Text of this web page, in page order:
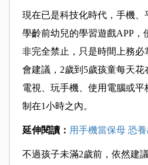
現在已是科技化時代，手機
學齡前幼兒的學習遊戲APP，
非完全禁止，只是時間上務
會建議，2歲到5歲孩童每天
電視、玩手機、使用電腦或
制在1小時之內。
延伸閱讀： 用手機當保母 恐
不過孩子未滿2歲前，依然建